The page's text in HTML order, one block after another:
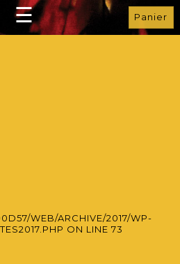
☰
WEB/ARCHIVE/2017/WP-
ON LINE 73